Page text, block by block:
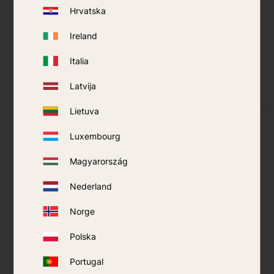
Hrvatska
Ireland
Italia
Latvija
Lietuva
Luxembourg
Magyarország
Nederland
Norge
Polska
Portugal
Détendeur 30 mBar
kr
ACHETER